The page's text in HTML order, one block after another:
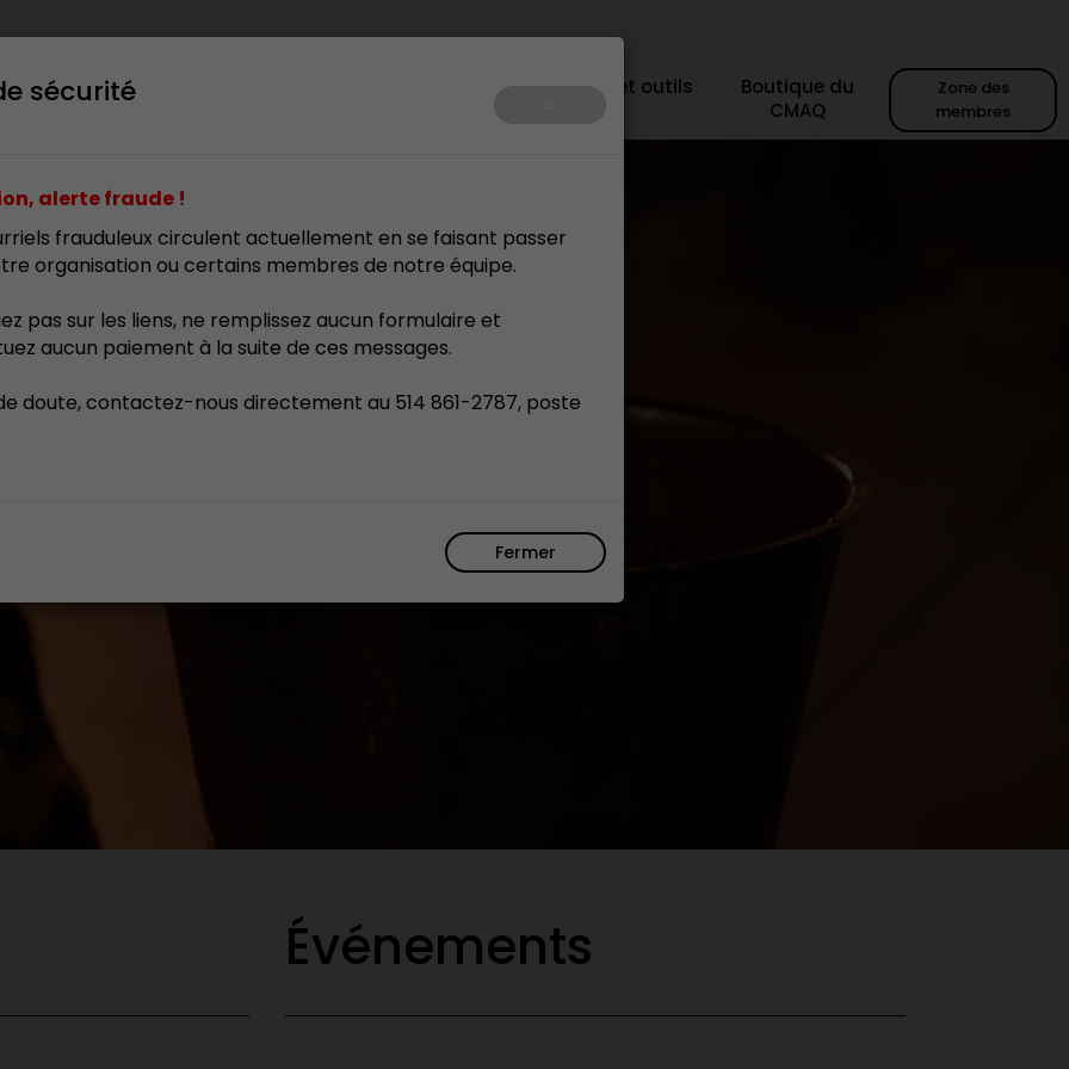
sécurité
alerte fraude !
frauduleux circulent actuellement en se faisant passer
organisation ou certains membres de notre équipe.
pas sur les liens, ne remplissez aucun formulaire et
aucun paiement à la suite de ces messages.
doute, contactez-nous directement au 514 861-2787, poste
Fermer
Prix d’excellence Ressources et outils
Boutique du
CMAQ
Zone des
membres
Événements